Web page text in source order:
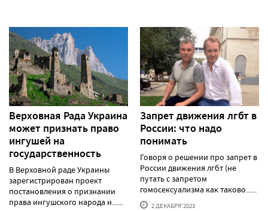
Верховная Рада Украина
может признать право
ингушей на
государственность
В Верховной раде Украины
зарегистрирован проект
постановления о признании
права ингушского народа н......
Запрет движения лгбт в
России: что надо
понимать
Говоря о решении про запрет в
России движения лгбт (не
путать с запретом
гомосексуализма как таково......
2 ДЕКАБРЯ'2023